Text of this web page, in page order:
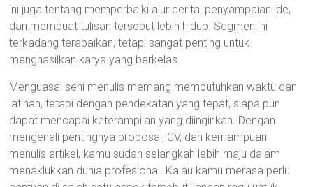
ini juga tentang memperbaiki alur cerita, penyampaian ide,
dan membuat tulisan tersebut lebih hidup. Segmen ini
terkadang terabaikan, tetapi sangat penting untuk
menghasilkan karya yang berkelas.
Menguasai seni menulis memang membutuhkan waktu dan
latihan, tetapi dengan pendekatan yang tepat, siapa pun
dapat mencapai keterampilan yang diinginkan. Dengan
mengenali pentingnya proposal, CV, dan kemampuan
menulis artikel, kamu sudah selangkah lebih maju dalam
menaklukkan dunia profesional. Kalau kamu merasa perlu